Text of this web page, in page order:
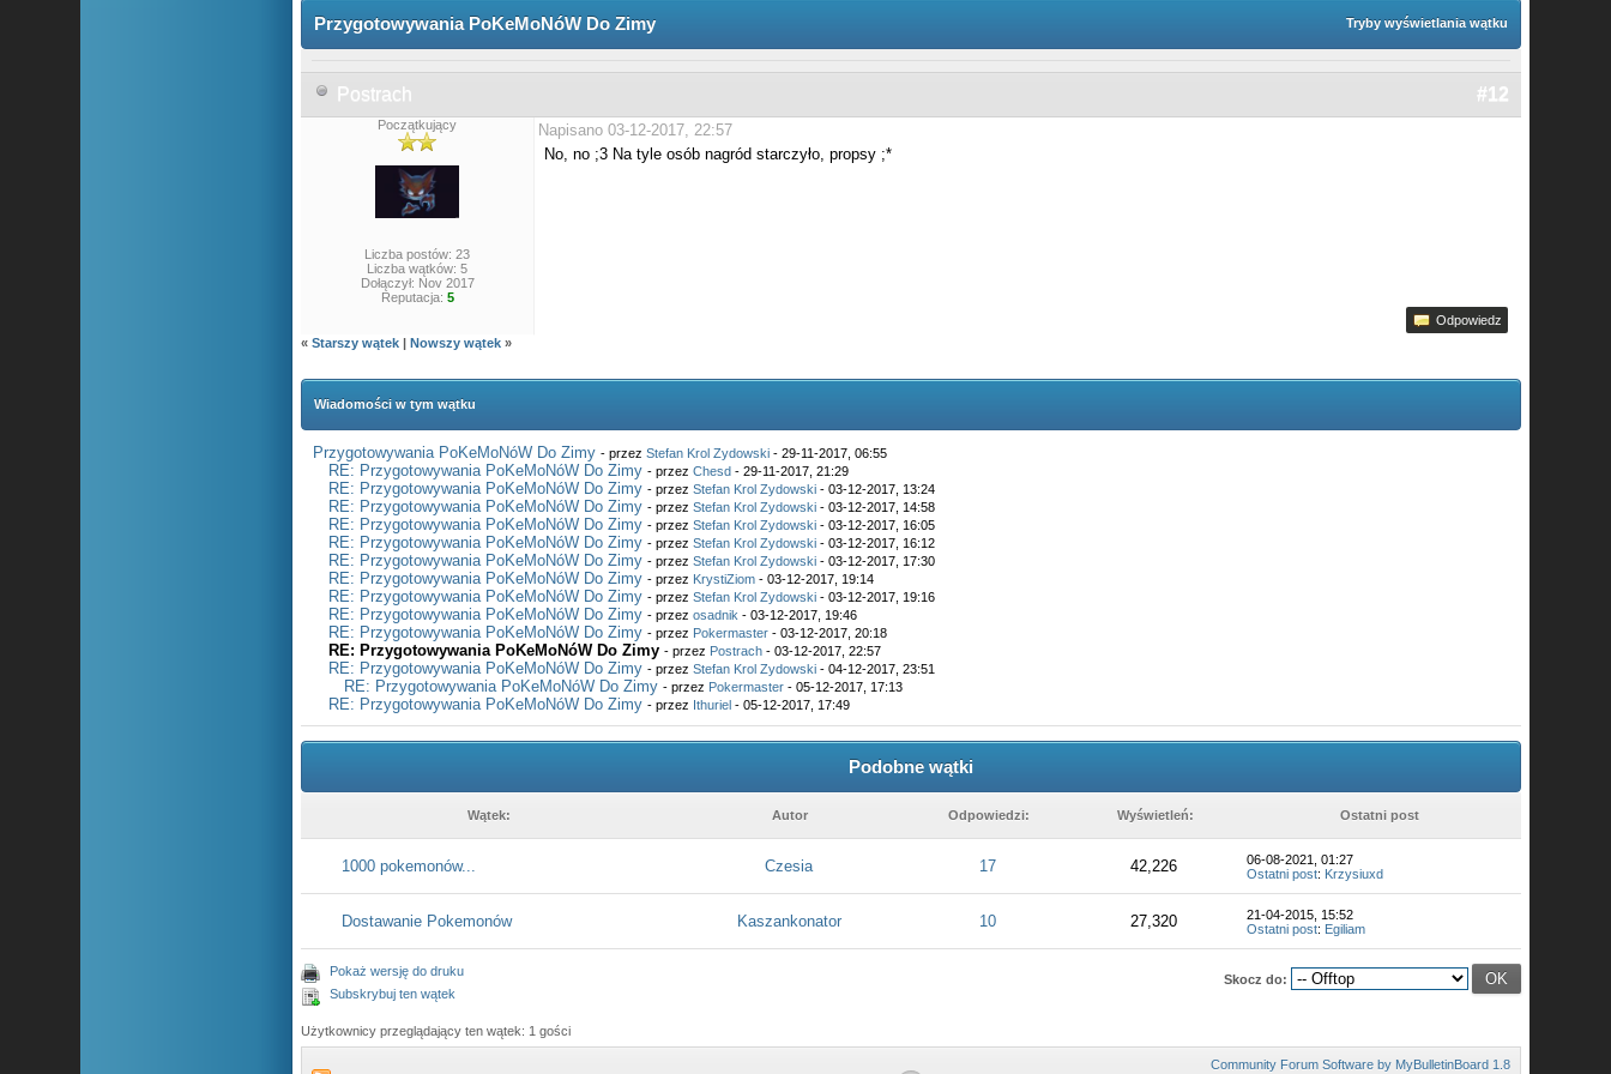
Tryby wyświetlania wątku
Przygotowywania PoKeMoNóW Do Zimy
Postrach #12
Początkujący
Liczba postów: 23
Liczba wątków: 5
Dołączył: Nov 2017
Reputacja: 5
Napisano 03-12-2017, 22:57
No, no ;3 Na tyle osób nagród starczyło, propsy ;*
Odpowiedz
«Starszy wątek |Nowszy wątek »
Wiadomości w tym wątku
Przygotowywania PoKeMoNóW Do Zimy - przezStefan Krol Zydowski - 29-11-2017, 06:55
RE: Przygotowywania PoKeMoNóW Do Zimy - przezChesd - 29-11-2017, 21:29
RE: Przygotowywania PoKeMoNóW Do Zimy - przezStefan Krol Zydowski - 03-12-2017, 13:24
RE: Przygotowywania PoKeMoNóW Do Zimy - przezStefan Krol Zydowski - 03-12-2017, 14:58
RE: Przygotowywania PoKeMoNóW Do Zimy - przezStefan Krol Zydowski - 03-12-2017, 16:05
RE: Przygotowywania PoKeMoNóW Do Zimy - przezStefan Krol Zydowski - 03-12-2017, 16:12
RE: Przygotowywania PoKeMoNóW Do Zimy - przezStefan Krol Zydowski - 03-12-2017, 17:30
RE: Przygotowywania PoKeMoNóW Do Zimy - przez KrystiZiom - 03-12-2017, 19:14
RE: Przygotowywania PoKeMoNóW Do Zimy - przezStefan Krol Zydowski - 03-12-2017, 19:16
RE: Przygotowywania PoKeMoNóW Do Zimy - przezosadnik - 03-12-2017, 19:46
RE: Przygotowywania PoKeMoNóW Do Zimy - przez Pokermaster - 03-12-2017, 20:18
RE: Przygotowywania PoKeMoNóW Do Zimy - przez Postrach - 03-12-2017, 22:57
RE: Przygotowywania PoKeMoNóW Do Zimy - przezStefan Krol Zydowski - 04-12-2017, 23:51
RE: Przygotowywania PoKeMoNóW Do Zimy - przez Pokermaster - 05-12-2017, 17:13
RE: Przygotowywania PoKeMoNóW Do Zimy - przez Ithuriel - 05-12-2017, 17:49
Podobne wątki
Wątek: Autor Odpowiedzi: Wyświetleń: Ostatni post
1000 pokemonów... Czesia 17 42,226
06-08-2021, 01:27
Ostatni post: Krzysiuxd
Dostawanie Pokemonów Kaszankonator 10 27,320
21-04-2015, 15:52
Ostatni post: Egiliam
Pokaż wersję do druku
Subskrybuj ten wątek
Skocz do:
Użytkownicy przeglądający ten wątek: 1 gości
Community Forum Software by MyBulletinBoard 1.8